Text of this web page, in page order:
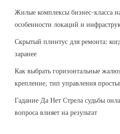
Жилые комплексы бизнес-класса
особенности локаций и
Скрытый плинтус для ремонта:
заранее
Как выбрать горизонтальные
крепление, тип управления
Гадание Да Нет Стрела судьбы
вопроса влияет на результат